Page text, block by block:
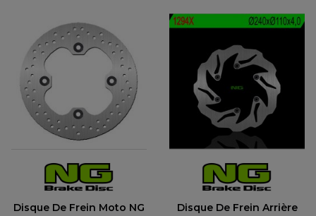
Disque De Frein Moto NG
Disque De Frein Arrière